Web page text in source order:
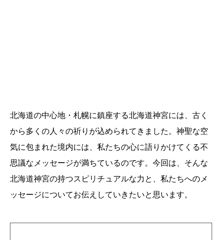
北海道の中心地・札幌に鎮座する北海道神宮には、古く
から多くの人々の祈りが込められてきました。神聖な空
気に包まれた境内には、私たちの心に語りかけてくる不
思議なメッセージが満ちているのです。今回は、そんな
北海道神宮の持つスピリチュアルな力と、私たちへのメ
ッセージについてお伝えしていきたいと思います。